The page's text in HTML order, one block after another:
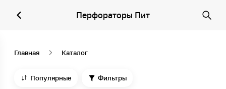
Перфораторы Пит
Главная Каталог
Популярные Фильтры